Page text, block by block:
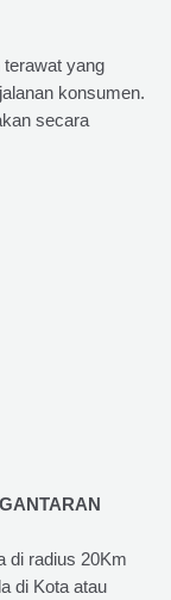
terawat yang
konsumen.
secara
di radius 20Km
di Kota atau